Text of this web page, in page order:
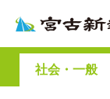
社会・一般